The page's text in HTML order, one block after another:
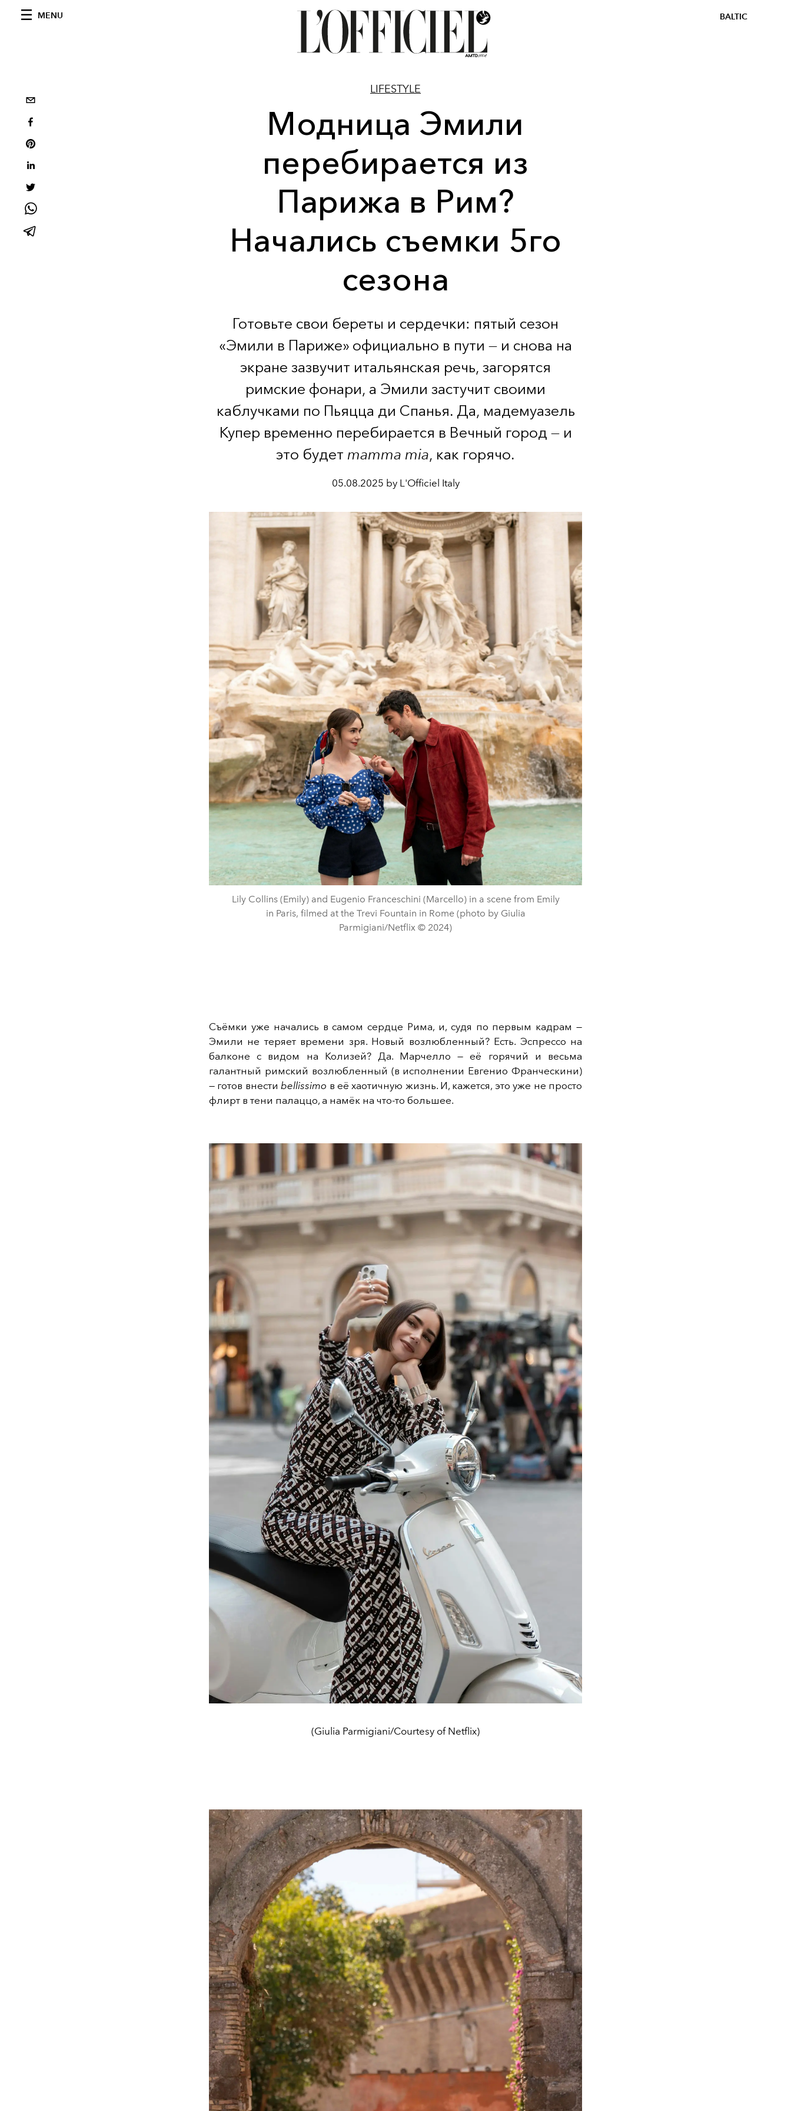
MENU BALTIC
LIFESTYLE
Модница Эмили
перебирается из
Парижа в Рим?
Начались съемки 5го
сезона
Готовьте свои береты и сердечки: пятый сезон
«Эмили в Париже» официально в пути — и снова на
экране зазвучит итальянская речь, загорятся
римские фонари, а Эмили застучит своими
каблучками по Пьяцца ди Спанья. Да, мадемуазель
Купер временно перебирается в Вечный город — и
это будет mamma mia, как горячо.
05.08.2025 by L'Officiel Italy
Lily Collins (Emily) and Eugenio Franceschini (Marcello) in a scene from Emily
in Paris, filmed at the Trevi Fountain in Rome (photo by Giulia
Parmigiani/Netflix © 2024)
Съёмки уже начались в самом сердце Рима, и, судя по первым кадрам —
Эмили не теряет времени зря. Новый возлюбленный? Есть. Эспрессо на
балконе с видом на Колизей? Да. Марчелло — её горячий и весьма
галантный римский возлюбленный (в исполнении Евгенио Франческини)
— готов внестиbellissimo в её хаотичную жизнь. И, кажется, это уже не просто
флирт в тени палаццо, а намёк на что-то большее.
(Giulia Parmigiani/Courtesy of Netflix)